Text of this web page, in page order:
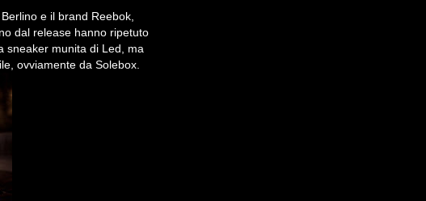
e il brand Reebok,
dal release hanno ripetuto
sneaker munita di Led, ma
ovviamente da Solebox.